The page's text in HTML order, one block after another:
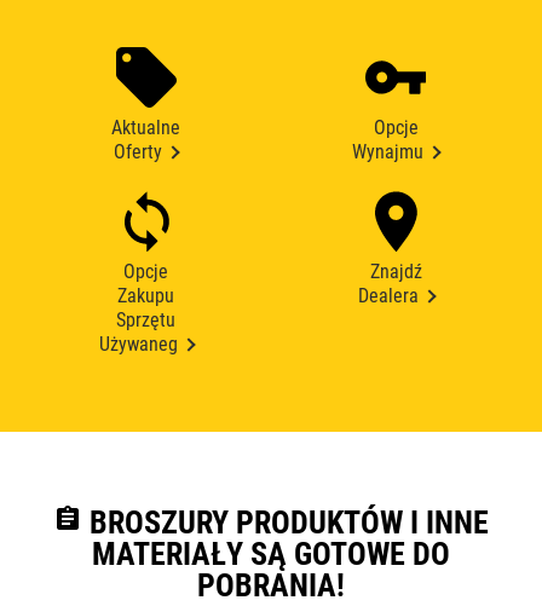
Aktualne
Oferty
Opcje
Wynajmu
Opcje
Zakupu
Sprzętu
Używaneg
Znajdź
Dealera
assignment BROSZURY PRODUKTÓW I INNE
MATERIAŁY SĄ GOTOWE DO
POBRANIA!